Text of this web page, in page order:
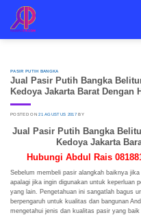
content
PASIR PUTIH BANGKA
Jual Pasir Putih Bangka
Kedoya Jakarta Barat Dengan
POSTED ON21 AGUSTUS 2017 BY
Jual Pasir Putih Bangka
Kedoya Jakarta
Hubungi Abdul Rais
Sebelum membeli pasir alangkah baiknya
apalagi jika ingin digunakan untuk keperluan
yang lain. Pengetahuan ini sangatlah bagus
berpengaruh untuk kualitas dan bangunan
mengetahui jenis dan kualitas pasir yang